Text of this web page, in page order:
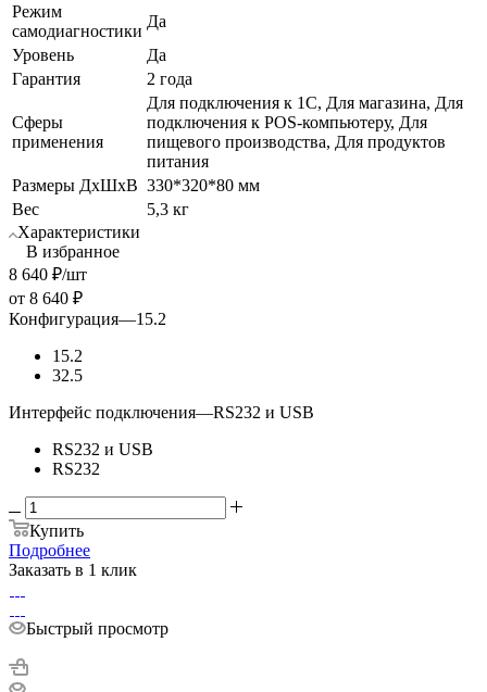
Режим
самодиагностики
Да
Уровень
Да
Гарантия
2 года
Сферы
применения
Для подключения к 1С, Для магазина, Для
подключения к POS-компьютеру, Для
пищевого производства, Для продуктов
питания
Размеры ДхШхВ 330*320*80 мм
Вес
5,3 кг
Характеристики
В избранное
8 640 ₽/шт
от 8 640 ₽
Конфигурация—15.2
15.2
32.5
Интерфейс подключения—RS232 и USB
RS232 и USB
RS232
Купить
Подробнее
Заказать в 1 клик
Быстрый просмотр